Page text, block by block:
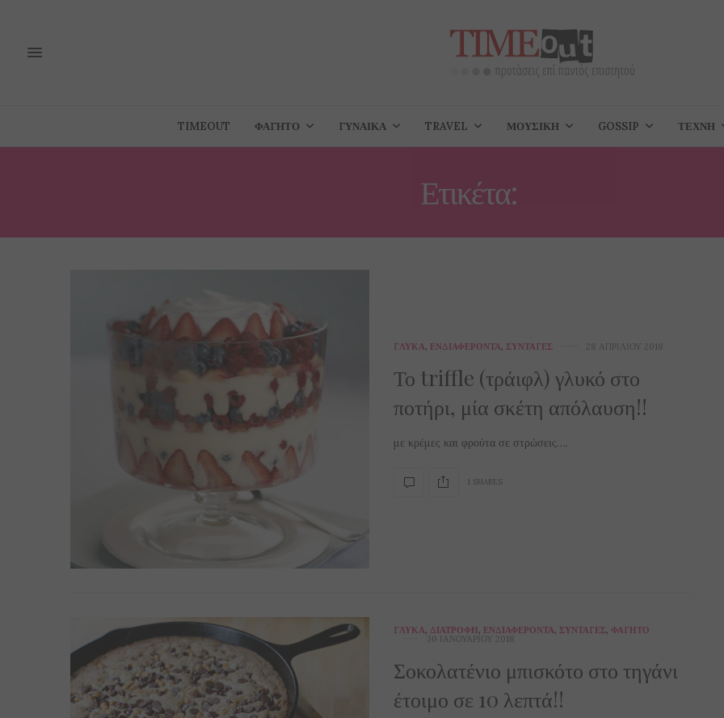
TIMEOUT ΦΑΓΗΤΌ ΓΥΝΑΊΚΑ TRAVEL ΜΟΥΣΙΚΉ GOSSIP ΤΈΧΝΗ
Ετικέτα:
ΓΛΥΚΆ, ΕΝΔΙΑΦΈΡΟΝΤΑ, ΣΥΝΤΑΓΈΣ 28 ΑΠΡΙΛΊΟΥ 2018
Το triffle (τράιφλ) γλυκό στο
ποτήρι, μία σκέτη απόλαυση!!
με κρέμες και φρούτα σε στρώσεις….
1 SHARES
ΓΛΥΚΆ, ΔΙΑΤΡΟΦΉ, ΕΝΔΙΑΦΈΡΟΝΤΑ, ΣΥΝΤΑΓΈΣ, ΦΑΓΗΤΌ
30 ΙΑΝΟΥΑΡΊΟΥ 2018
Σοκολατένιο μπισκότο στο τηγάνι
έτοιμο σε 10 λεπτά!!